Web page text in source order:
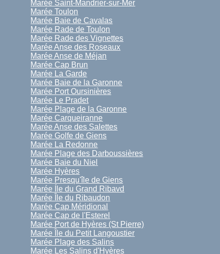
Marée Saint-Mandrier-sur-Mer
Marée Toulon
Marée Baie de Cavalas
Marée Rade de Toulon
Marée Rade des Vignettes
Marée Anse des Roseaux
Marée Anse de Méjan
Marée Cap Brun
Marée La Garde
Marée Baie de la Garonne
Marée Port Oursinières
Marée Le Pradet
Marée Plage de la Garonne
Marée Carqueiranne
Marée Anse des Salettes
Marée Golfe de Giens
Marée La Redonne
Marée Plage des Darboussières
Marée Baie du Niel
Marée Hyères
Marée Presqu'île de Giens
Marée Íle du Grand Ribavd
Marée Île du Ribaudon
Marée Cap Méridional
Marée Cap de l'Esterel
Marée Port de Hyères (St Pierre)
Marée Île du Petit Langoustier
Marée Plage des Salins
Marée Les Salins d'Hyères